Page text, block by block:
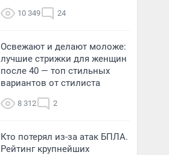
10 349 24
Освежают и делают моложе:
лучшие стрижки для женщин
после 40 — топ стильных
вариантов от стилиста
8 312 2
Кто потерял из-за атак БПЛА.
Рейтинг крупнейших